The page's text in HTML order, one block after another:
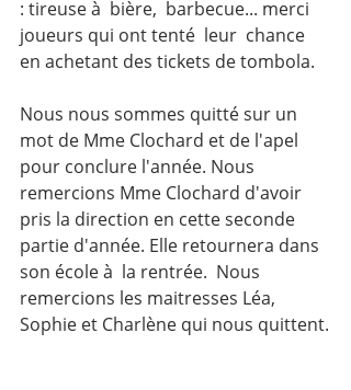
: tireuse à  bière,  barbecue... merci
joueurs qui ont tenté  leur  chance
en achetant des tickets de tombola.
Nous nous sommes quitté sur un
mot de Mme Clochard et de l'apel
pour conclure l'année. Nous
remercions Mme Clochard d'avoir
pris la direction en cette seconde
partie d'année. Elle retournera dans
son école à  la rentrée.  Nous
remercions les maitresses Léa,
Sophie et Charlène qui nous quittent.